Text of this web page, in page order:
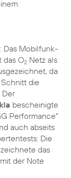
: Das Mobilfunk-
das O2 Netz als
da
die
Der
bescheinigte
Performance“
auch abseits
Die
das
mit der Note